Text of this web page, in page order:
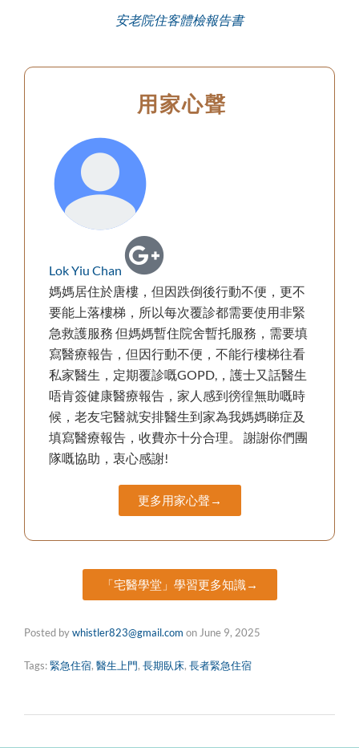
安老院住客體檢報告書
用家心聲
Lok Yiu Chan
媽媽居住於唐樓，但因跌倒後行動不便，更不
要能上落樓梯，所以每次覆診都需要使用非緊
急救護服務 但媽媽暫住院舍暫托服務，需要填
寫醫療報告，但因行動不便，不能行樓梯往看
私家醫生，定期覆診嘅GOPD,，護士又話醫生
唔肯簽健康醫療報告，家人感到徬徨無助嘅時
候，老友宅醫就安排醫生到家為我媽媽睇症及
填寫醫療報告，收費亦十分合理。 謝謝你們團
隊嘅協助，衷心感謝!
更多用家心聲→
「宅醫學堂」學習更多知識→
Posted bywhistler823@gmail.com onJune 9, 2025
Tags:緊急住宿, 醫生上門, 長期臥床, 長者緊急住宿